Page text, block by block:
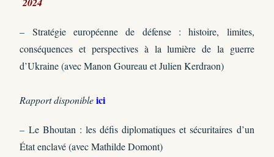
– Stratégie européenne de défense : histoire, limites,
conséquences et perspectives à la lumière de la guerre
d’Ukraine (avec Manon Goureau et Julien Kerdraon)
Rapport disponible ici
– Le Bhoutan : les défis diplomatiques et sécuritaires d’un
État enclavé (avec Mathilde Domont)